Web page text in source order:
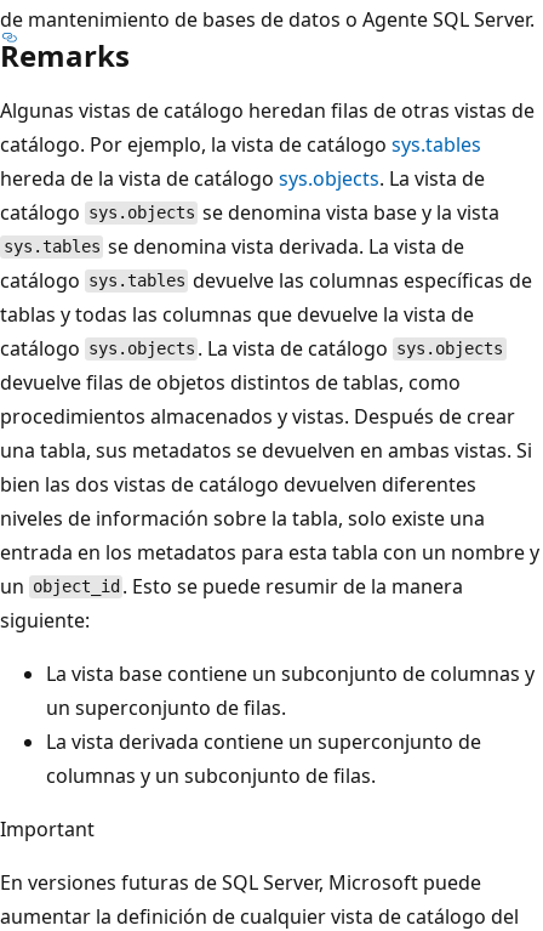
de mantenimiento de bases de datos o Agente SQL Server.
Remarks
Algunas vistas de catálogo heredan filas de otras vistas de
catálogo. Por ejemplo, la vista de catálogo sys.tables
hereda de la vista de catálogo sys.objects. La vista de
catálogo sys.objects se denomina vista base y la vista
sys.tables se denomina vista derivada. La vista de
catálogo sys.tables devuelve las columnas específicas de
tablas y todas las columnas que devuelve la vista de
catálogo sys.objects . La vista de catálogo sys.objects
devuelve filas de objetos distintos de tablas, como
procedimientos almacenados y vistas. Después de crear
una tabla, sus metadatos se devuelven en ambas vistas. Si
bien las dos vistas de catálogo devuelven diferentes
niveles de información sobre la tabla, solo existe una
entrada en los metadatos para esta tabla con un nombre y
un object_id . Esto se puede resumir de la manera
siguiente:
La vista base contiene un subconjunto de columnas y
un superconjunto de filas.
La vista derivada contiene un superconjunto de
columnas y un subconjunto de filas.
Important
En versiones futuras de SQL Server, Microsoft puede
aumentar la definición de cualquier vista de catálogo del